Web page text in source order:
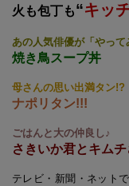
火も包丁も“キッ
あの人気俳優が「やっ
焼き鳥スープ丼
母さんの思い出満タン!?
ナポリタン!!!
ごはんと大の仲良し♪
さきいか君とキム
テレビ・新聞・ネット